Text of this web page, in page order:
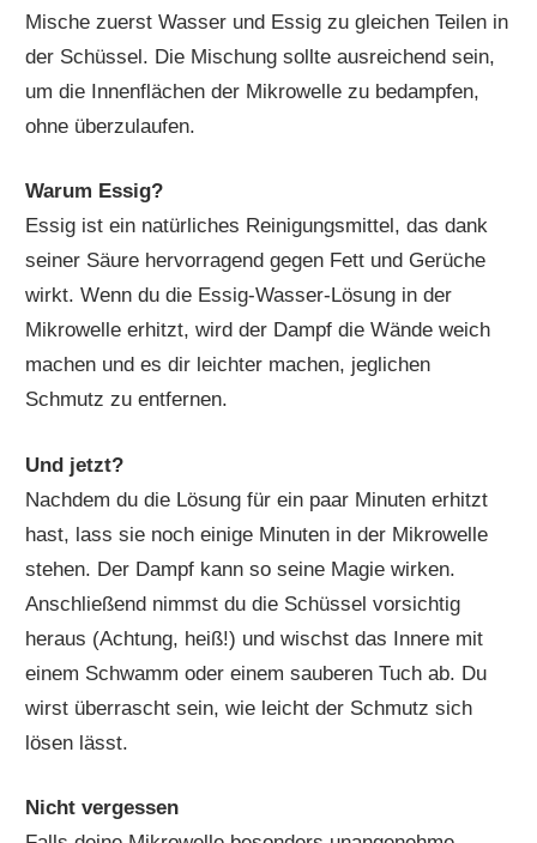
Mische zuerst Wasser und Essig zu gleichen Teilen in
der Schüssel. Die Mischung sollte ausreichend sein,
um die Innenflächen der Mikrowelle zu bedampfen,
ohne überzulaufen.
Warum Essig?
Essig ist ein natürliches Reinigungsmittel, das dank
seiner Säure hervorragend gegen Fett und Gerüche
wirkt. Wenn du die Essig-Wasser-Lösung in der
Mikrowelle erhitzt, wird der Dampf die Wände weich
machen und es dir leichter machen, jeglichen
Schmutz zu entfernen.
Und jetzt?
Nachdem du die Lösung für ein paar Minuten erhitzt
hast, lass sie noch einige Minuten in der Mikrowelle
stehen. Der Dampf kann so seine Magie wirken.
Anschließend nimmst du die Schüssel vorsichtig
heraus (Achtung, heiß!) und wischst das Innere mit
einem Schwamm oder einem sauberen Tuch ab. Du
wirst überrascht sein, wie leicht der Schmutz sich
lösen lässt.
Nicht vergessen